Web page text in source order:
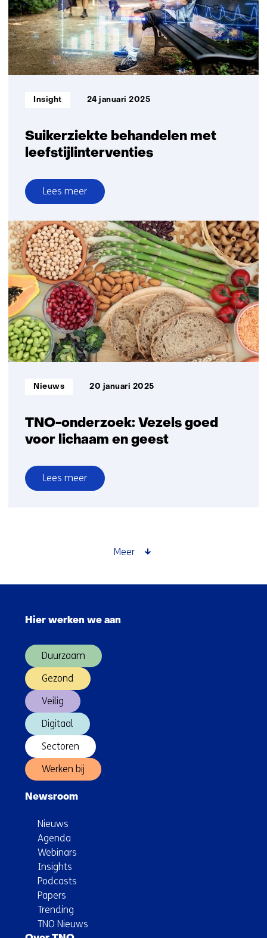
Suikerziekte behandelen met
leefstijlinterventies
Informatietype:
Insight 24 januari 2025
Lees meer
over
Suikerziekte
behandelen
met
leefstijlinterventies
TNO-onderzoek: Vezels goed
voor lichaam en geest
Informatietype:
Nieuws 20 januari 2025
Lees meer
over
Meer
Hier werken we aan
Duurzaam
Gezond
Veilig
Digitaal
Sectoren
Werken bij
Newsroom
Nieuws
Agenda
Webinars
Insights
Podcasts
Papers
Trending
TNO Nieuws